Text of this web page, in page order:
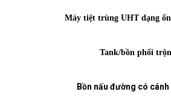
Máy tiệt trùng UHT dạng
Tank/bồn phối trộn
Bồn nấu đường có cánh